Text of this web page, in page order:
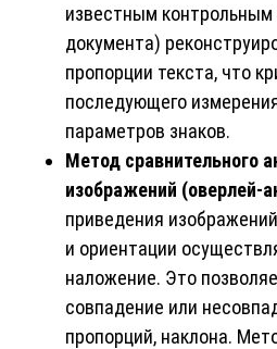
известным контрольным
документа)
пропорции текста, что
последующего
параметров знаков.
Метод сравнительного
изображений (оверлей-
приведения
и ориентации
наложение. Это
совпадение или
пропорций, наклона.